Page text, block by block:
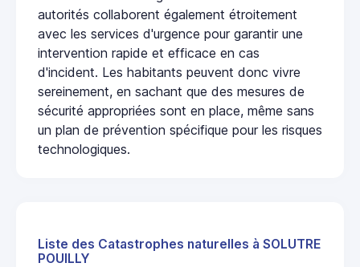
autorités collaborent également étroitement
avec les services d'urgence pour garantir une
intervention rapide et efficace en cas
d'incident. Les habitants peuvent donc vivre
sereinement, en sachant que des mesures de
sécurité appropriées sont en place, même sans
un plan de prévention spécifique pour les risques
technologiques.
Liste des Catastrophes naturelles à SOLUTRE
POUILLY